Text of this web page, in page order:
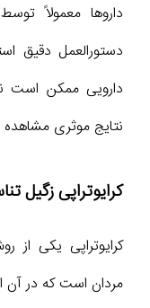
داروها معمولاً
دستورالعمل دقیق
دارویی ممکن است
نتایج موثری
کرایوتراپی زگیل
کرایوتراپی یکی از
مردان است که در آن